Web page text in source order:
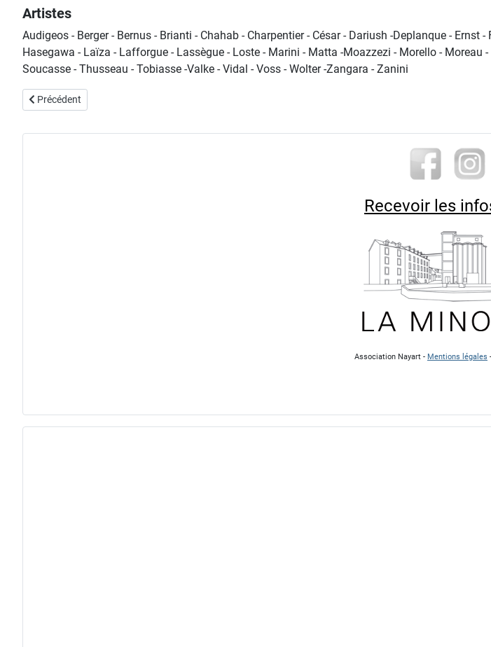
Artistes
Audigeos - Berger - Bernus - Brianti - Chahab - Charpentier - César - Dariush -Deplanque - Ernst
Hasegawa - Laïza - Lafforgue - Lassègue - Loste - Marini - Matta -Moazzezi - Morello - Moreau
Soucasse - Thusseau - Tobiasse -Valke - Vidal - Voss - Wolter -Zangara - Zanini
Article précédent : exposition "François-Xavier Fagniez" 2004
Précédent
Recevoir les
Association Nayart - Mentions légales -